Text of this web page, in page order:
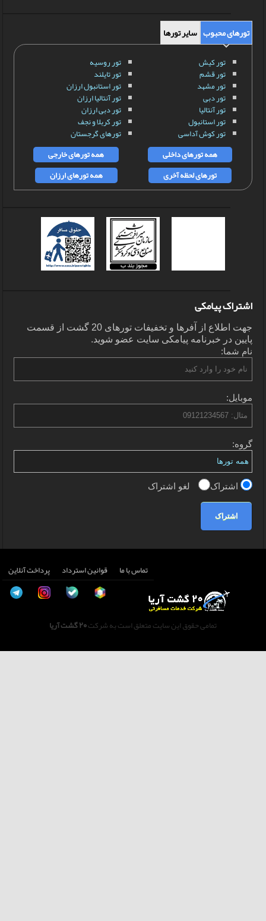
تورهای محبوب سایر تورها
تور کیش
تور قشم
تور مشهد
تور دبی
تور آنتالیا
تور استانبول
تور کوش آداسی
تور روسیه
تور تایلند
تور استانبول ارزان
تور آنتالیا ارزان
تور دبی ارزان
تور کربلا و نجف
تورهای گرجستان
همه تورهای داخلی
همه تورهای خارجی
تورهای لحظه آخری
همه تورهای ارزان
اشتراک پیامکی
جهت اطلاع از آفرها و تخفیفات تورهای 20 گشت از قسمت
پایین در خبرنامه پیامکی سایت عضو شوید.
نام شما:
موبایل:
گروه:
اشتراک لغو اشتراک
اشتراک
تماس با ما قوانین استرداد پرداخت آنلاین
تمامی حقوق این سایت متعلق است به شرکت20 گشت آریا